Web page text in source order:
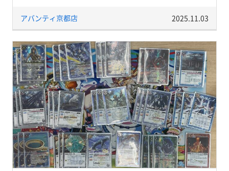
アバンティ京都店 2025.11.03